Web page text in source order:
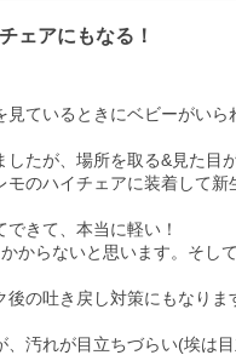
ェアにもなる！
見ているときにベビーがい
たが、場所を取る&見た目
のハイチェアに装着して
きて、本当に軽い！
からないと思います。そし
後の吐き戻し対策にもなり
、汚れが目立ちづらい(埃は